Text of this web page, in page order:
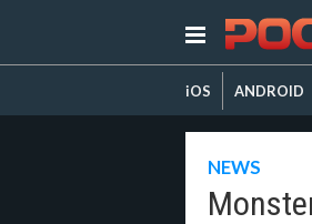
iOS ANDROID
NEWS